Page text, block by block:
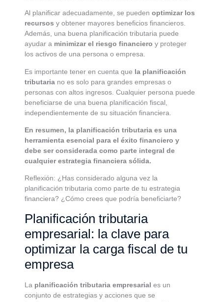
Al planificar adecuadamente, se pueden optimizar los
recursos y obtener mayores beneficios financieros.
Además, una buena planificación tributaria puede
ayudar a minimizar el riesgo financiero y proteger
los activos de una persona o empresa.
Es importante tener en cuenta que la planificación
tributaria no es solo para grandes empresas o
personas con altos ingresos. Cualquier persona puede
beneficiarse de una buena planificación fiscal,
independientemente de su situación financiera.
En resumen, la planificación tributaria es una
herramienta esencial para el éxito financiero y
debe ser considerada como parte integral de
cualquier estrategia financiera sólida.
Reflexión: ¿Has considerado alguna vez la
planificación tributaria como parte de tu estrategia
financiera? ¿Cómo crees que podría beneficiarte?
Planificación tributaria
empresarial: la clave para
optimizar la carga fiscal de tu
empresa
La planificación tributaria empresarial es un
conjunto de estrategias y acciones que se